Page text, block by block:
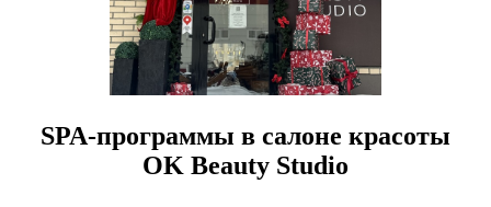
SPA-программы в салоне красоты
OK Beauty Studio